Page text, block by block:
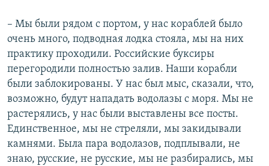
– Мы были рядом с портом, у нас кораблей было
очень много, подводная лодка стояла, мы на них
практику проходили. Российские буксиры
перегородили полностью залив. Наши корабли
были заблокированы. У нас был мыс, сказали, что,
возможно, будут нападать водолазы с моря. Мы не
растерялись, у нас были выставлены все посты.
Единственное, мы не стреляли, мы закидывали
камнями. Была пара водолазов, подплывали, не
знаю, русские, не русские, мы не разбирались, мы